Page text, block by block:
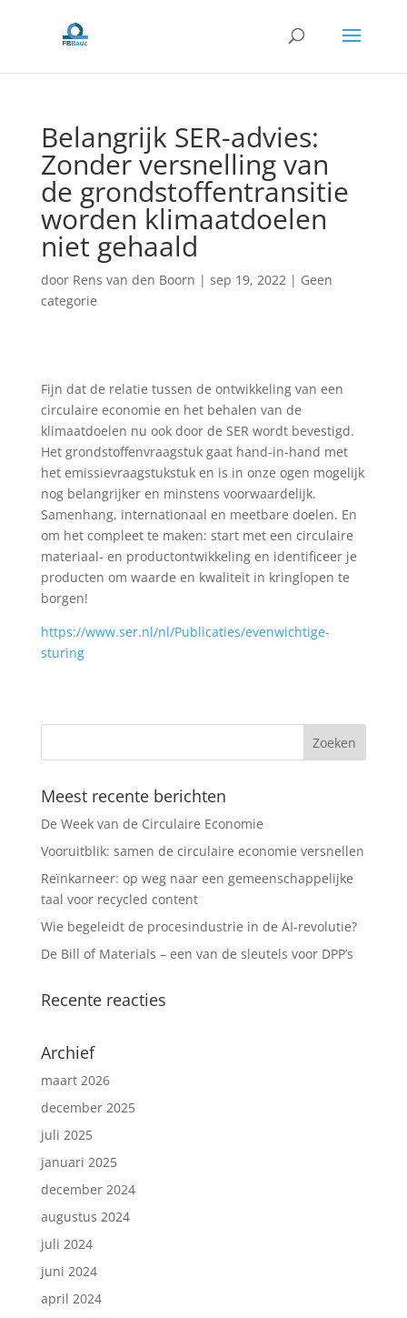
Belangrijk SER-advies:
Zonder versnelling van
de grondstoffentransitie
worden klimaatdoelen
niet gehaald
door Rens van den Boorn | sep 19, 2022| Geen
categorie
Fijn dat de relatie tussen de ontwikkeling van een
circulaire economie en het behalen van de
klimaatdoelen nu ook door de SER wordt bevestigd.
Het grondstoffenvraagstuk gaat hand-in-hand met
het emissievraagstukstuk en is in onze ogen mogelijk
nog belangrijker en minstens voorwaardelijk.
Samenhang, internationaal en meetbare doelen. En
om het compleet te maken: start met een circulaire
materiaal- en productontwikkeling en identificeer je
producten om waarde en kwaliteit in kringlopen te
borgen!
https://www.ser.nl/nl/Publicaties/evenwichtige-
sturing
Meest recente berichten
De Week van de Circulaire Economie
Vooruitblik: samen de circulaire economie versnellen
Reïnkarneer: op weg naar een gemeenschappelijke
taal voor recycled content
Wie begeleidt de procesindustrie in de AI-revolutie?
De Bill of Materials – een van de sleutels voor DPP’s
Recente reacties
Archief
maart 2026
december 2025
juli 2025
januari 2025
december 2024
augustus 2024
juli 2024
juni 2024
april 2024